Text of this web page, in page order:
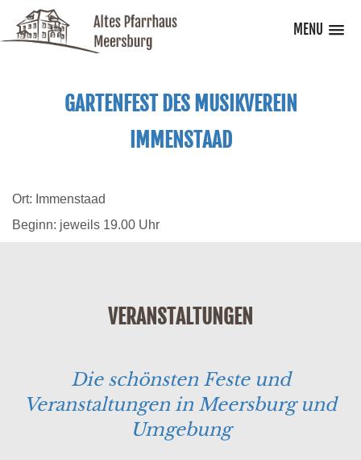
MENU
GARTENFEST DES MUSIKVEREIN
IMMENSTAAD
Ort: Immenstaad
Beginn: jeweils 19.00 Uhr
VERANSTALTUNGEN
Die schönsten Feste und
Veranstaltungen in Meersburg und
Umgebung